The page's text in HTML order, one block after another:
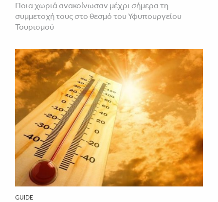
Ποια χωριά ανακοίνωσαν μέχρι σήμερα τη
συμμετοχή τους στο θεσμό του Υφυπουργείου
Τουρισμού
GUIDE